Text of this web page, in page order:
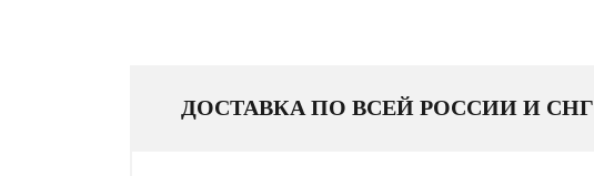
ДОСТАВКА ПО ВСЕЙ РОССИИ И СНГ